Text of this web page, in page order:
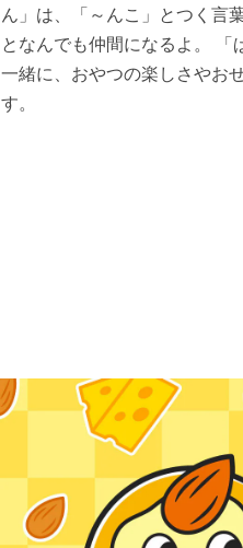
ん」は、「～んこ」とつく言
となんでも仲間になるよ。 「
一緒に、おやつの楽しさやお
す。